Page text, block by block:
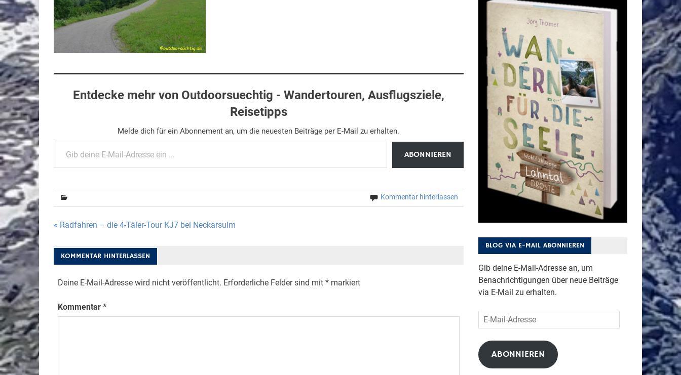
Entdecke mehr von Outdoorsuechtig - Wandertouren, Ausflugsziele,
Reisetipps
Melde dich für ein Abonnement an, um die neuesten Beiträge per E-Mail zu erhalten.
Gib deine E-Mail-Adresse ein ...
ABONNIEREN
Kommentar hinterlassen
Beitragsnavigation
« Radfahren – die 4-Täler-Tour KJ7 bei Neckarsulm
KOMMENTAR HINTERLASSEN
Deine E-Mail-Adresse wird nicht veröffentlicht. Erforderliche Felder sind mit *markiert
Kommentar *
BLOG VIA E-MAIL ABONNIEREN
Gib deine E-Mail-Adresse an, um
Benachrichtigungen über neue Beiträge
via E-Mail zu erhalten.
E-
Mail-
Adresse
ABONNIEREN